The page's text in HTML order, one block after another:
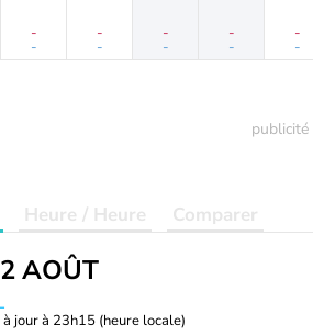
-
-
-
-
-
-
-
-
-
-
Heure / Heure Comparer
AOÛT
jour à 23h15 (heure locale)